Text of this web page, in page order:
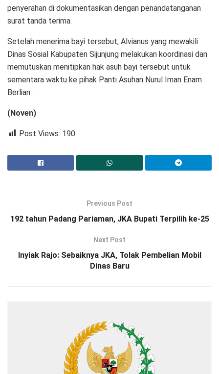
penyerahan di dokumentasikan dengan penandatanganan
surat tanda terima.
Setelah menerima bayi tersebut, Alvianus yang mewakili
Dinas Sosial Kabupaten Sijunjung melakukan koordinasi dan
memutuskan menitipkan hak asuh bayi tersebut untuk
sementara waktu ke pihak Panti Asuhan Nurul Iman Enam
Berlian .
(Noven)
Post Views: 190
Previous Post
192 tahun Padang Pariaman, JKA Bupati Terpilih ke-25
Next Post
Inyiak Rajo: Sebaiknya JKA, Tolak Pembelian Mobil
Dinas Baru